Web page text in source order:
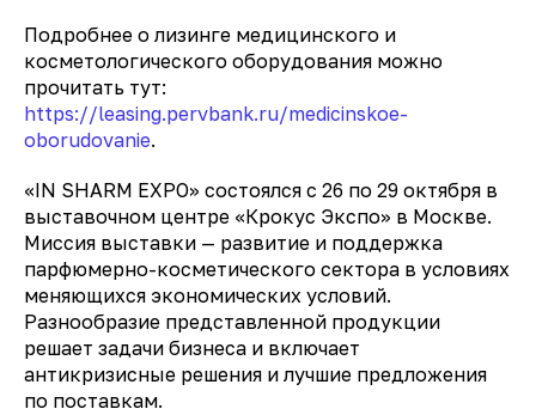
Подробнее о лизинге медицинского и
косметологического оборудования можно
прочитать тут:
https://leasing.pervbank.ru/medicinskoe-
oborudovanie.
«IN SHARM EXPO» состоялся c 26 по 29 октября в
выставочном центре «Крокус Экспо» в Москве.
Миссия выставки — развитие и поддержка
парфюмерно-косметического сектора в условиях
меняющихся экономических условий.
Разнообразие представленной продукции
решает задачи бизнеса и включает
антикризисные решения и лучшие предложения
по поставкам.